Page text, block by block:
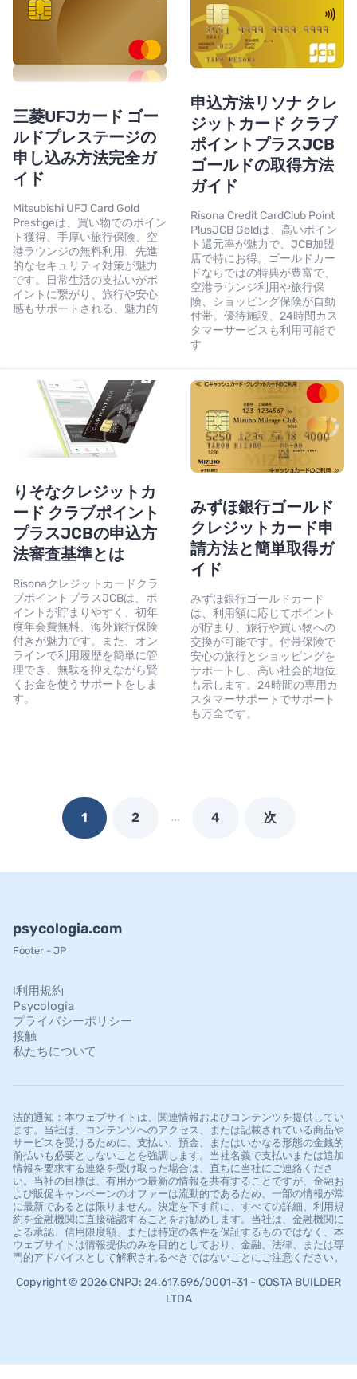
三菱UFJカード ゴー
ルドプレステージの
申し込み方法完全ガ
イド
Mitsubishi UFJ Card Gold
Prestigeは、買い物でのポイン
ト獲得、手厚い旅行保険、空
港ラウンジの無料利用、先進
的なセキュリティ対策が魅力
です。日常生活の支払いがポ
イントに繋がり、旅行や安心
感もサポートされる、魅力的
申込方法リソナ クレ
ジットカード クラブ
ポイントプラスJCB
ゴールドの取得方法
ガイド
Risona Credit CardClub Point
PlusJCB Goldは、高いポイン
ト還元率が魅力で、JCB加盟
店で特にお得。ゴールドカー
ドならではの特典が豊富で、
空港ラウンジ利用や旅行保
険、ショッピング保険が自動
付帯。優待施設、24時間カス
タマーサービスも利用可能で
す
りそなクレジットカ
ード クラブポイント
プラスJCBの申込方
法審査基準とは
Risonaクレジットカードクラ
ブポイントプラスJCBは、ポ
イントが貯まりやすく、初年
度年会費無料、海外旅行保険
付きが魅力です。また、オン
ラインで利用履歴を簡単に管
理でき、無駄を抑えながら賢
くお金を使うサポートをしま
す。
みずほ銀行ゴールド
クレジットカード申
請方法と簡単取得ガ
イド
みずほ銀行ゴールドカード
は、利用額に応じてポイント
が貯まり、旅行や買い物への
交換が可能です。付帯保険で
安心の旅行とショッピングを
サポートし、高い社会的地位
も示します。24時間の専用カ
スタマーサポートでサポート
も万全です。
1 2 … 4 次
psycologia.com
Footer - JP
l利用規約
Psycologia
プライバシーポリシー
接触
私たちについて
法的通知：本ウェブサイトは、関連情報およびコンテンツを提供してい
ます。当社は、コンテンツへのアクセス、または記載されている商品や
サービスを受けるために、支払い、預金、またはいかなる形態の金銭的
前払いも必要としないことを強調します。当社名義で支払いまたは追加
情報を要求する連絡を受け取った場合は、直ちに当社にご連絡くださ
い。当社の目標は、有用かつ最新の情報を共有することですが、金融お
よび販促キャンペーンのオファーは流動的であるため、一部の情報が常
に最新であるとは限りません。決定を下す前に、すべての詳細、利用規
約を金融機関に直接確認することをお勧めします。当社は、金融機関に
よる承認、信用限度額、または特定の条件を保証するものではなく、本
ウェブサイトは情報提供のみを目的としており、金融、法律、または専
門的アドバイスとして解釈されるべきではないことにご注意ください。
Copyright © 2026 CNPJ: 24.617.596/0001-31 - COSTA BUILDER
LTDA